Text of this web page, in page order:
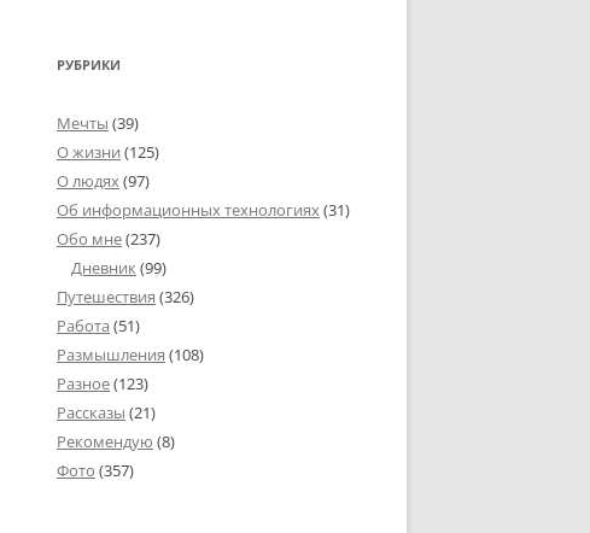
РУБРИКИ
Мечты (39)
О жизни (125)
О людях(97)
Об информационных технологиях(31)
Обо мне(237)
Дневник(99)
Путешествия (326)
Работа (51)
Размышления (108)
Разное(123)
Рассказы (21)
Рекомендую (8)
Фото (357)